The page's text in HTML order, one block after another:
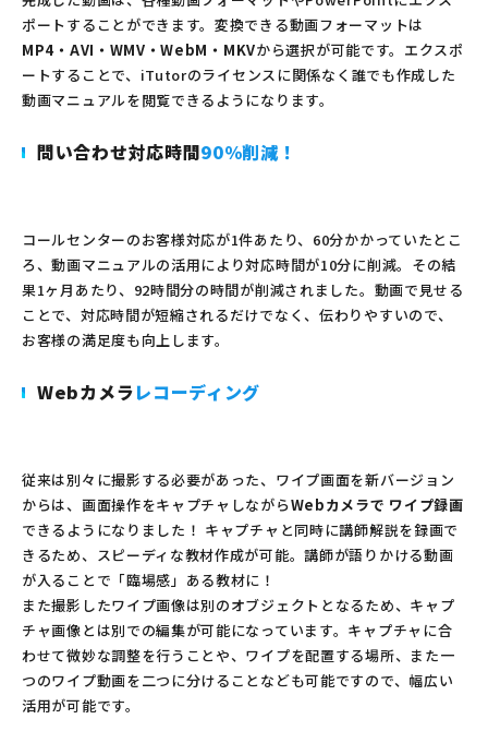
ポートすることができます。変換できる動画フォーマットは
MP4・AVI・WMV・WebM・MKVから選択が可能です。エクスポ
ートすることで、iTutorのライセンスに関係なく誰でも作成した
動画マニュアルを閲覧できるようになります。
問い合わせ対応時間90％削減！
コールセンターのお客様対応が1件あたり、60分かかっていたとこ
ろ、動画マニュアルの活用により対応時間が10分に削減。その結
果1ヶ月あたり、92時間分の時間が削減されました。動画で見せる
ことで、対応時間が短縮されるだけでなく、伝わりやすいので、
お客様の満足度も向上します。
Webカメラレコーディング
従来は別々に撮影する必要があった、ワイプ画面を新バージョン
からは、画面操作をキャプチャしながらWebカメラで ワイプ録画
できるようになりました！ キャプチャと同時に講師解説を録画で
きるため、スピーディな教材作成が可能。講師が語りかける動画
が入ることで「臨場感」ある教材に！
また撮影したワイプ画像は別のオブジェクトとなるため、キャプ
チャ画像とは別での編集が可能になっています。キャプチャに合
わせて微妙な調整を行うことや、ワイプを配置する場所、また一
つのワイプ動画を二つに分けることなども可能ですので、幅広い
活用が可能です。